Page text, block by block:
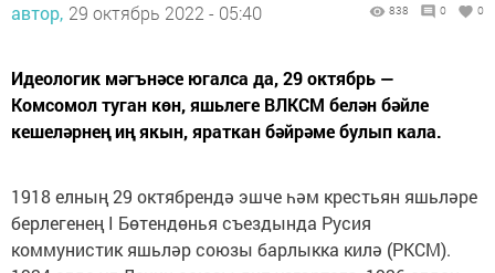
автор, 29 октябрь 2022 - 05:40 838 0 0
Идеологик мәгънәсе югалса да, 29 октябрь —
Комсомол туган көн, яшьлеге ВЛКСМ белән бәйле
кешеләрнең иң якын, яраткан бәйрәме булып кала.
1918 елның 29 октябрендә эшче һәм крестьян яшьләре
берлегенең I Бөтендөнья съездында Русия
коммунистик яшьләр союзы барлыкка килә (РКСМ).